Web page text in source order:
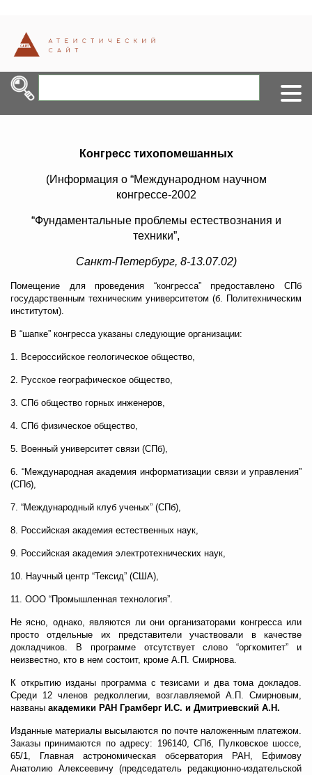
Конгресс тихопомешанных
(Информация о “Международном научном
конгрессе-2002
“Фундаментальные проблемы естествознания и
техники”,
Санкт-Петербург, 8-13.07.02)
Помещение для проведения “конгресса” предоставлено СПб
государственным техническим университетом (б. Политехническим
институтом).
В “шапке” конгресса указаны следующие организации:
1. Всероссийское геологическое общество,
2. Русское географическое общество,
3. СПб общество горных инженеров,
4. СПб физическое общество,
5. Военный университет связи (СПб),
6. “Международная академия информатизации связи и управления”
(СПб),
7. “Международный клуб ученых” (СПб),
8. Российская академия естественных наук,
9. Российская академия электротехнических наук,
10. Научный центр “Тексид” (США),
11. ООО “Промышленная технология”.
Не ясно, однако, являются ли они организаторами конгресса или
просто отдельные их представители участвовали в качестве
докладчиков. В программе отсутствует слово “оргкомитет” и
неизвестно, кто в нем состоит, кроме А.П. Смирнова.
К открытию изданы программа с тезисами и два тома докладов.
Среди 12 членов редколлегии, возглавляемой А.П. Смирновым,
названы академики РАН Грамберг И.С. и Дмитриевский А.Н.
Изданные материалы высылаются по почте наложенным платежом.
Заказы принимаются по адресу: 196140, СПб, Пулковское шоссе,
65/1, Главная астрономическая обсерватория РАН, Ефимову
Анатолию Алексеевичу (председатель редакционно-издательской